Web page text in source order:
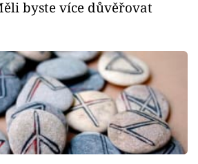
byste více důvěřovat